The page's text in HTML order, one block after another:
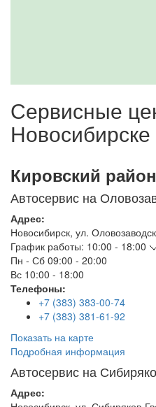
Сервисные
Новосибирске
Кировский район
Автосервис на
Адрес:
Новосибирск, ул.
График работы: 10:00 - 18:00
Пн - Сб 09:00 - 20:00
Вс 10:00 - 18:00
Телефоны:
+7 (383) 383-00-74
+7 (383) 381-61-92
Показать на карте
Подробная информация
Автосервис на
Адрес: